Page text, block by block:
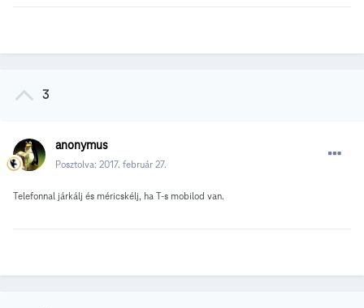
3
anonymus
Posztolva: 2017. február 27.
Telefonnal járkálj és méricskélj, ha T-s mobilod van.